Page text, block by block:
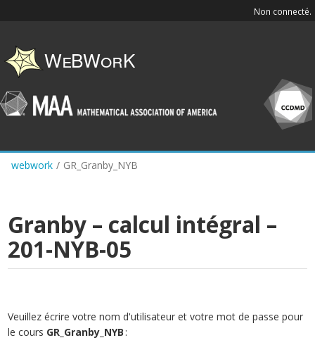
content
Non connecté.
webwork / GR_Granby_NYB
Granby – calcul intégral –
201-NYB-05
Veuillez écrire votre nom d'utilisateur et votre mot de passe pour
le cours GR_Granby_NYB :